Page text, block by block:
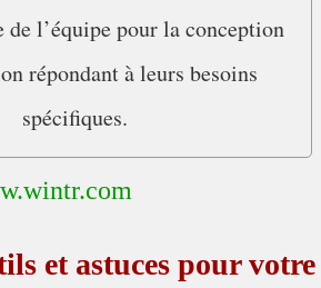
l’équipe pour la conception
répondant à leurs besoins
spécifiques.
et astuces pour votre